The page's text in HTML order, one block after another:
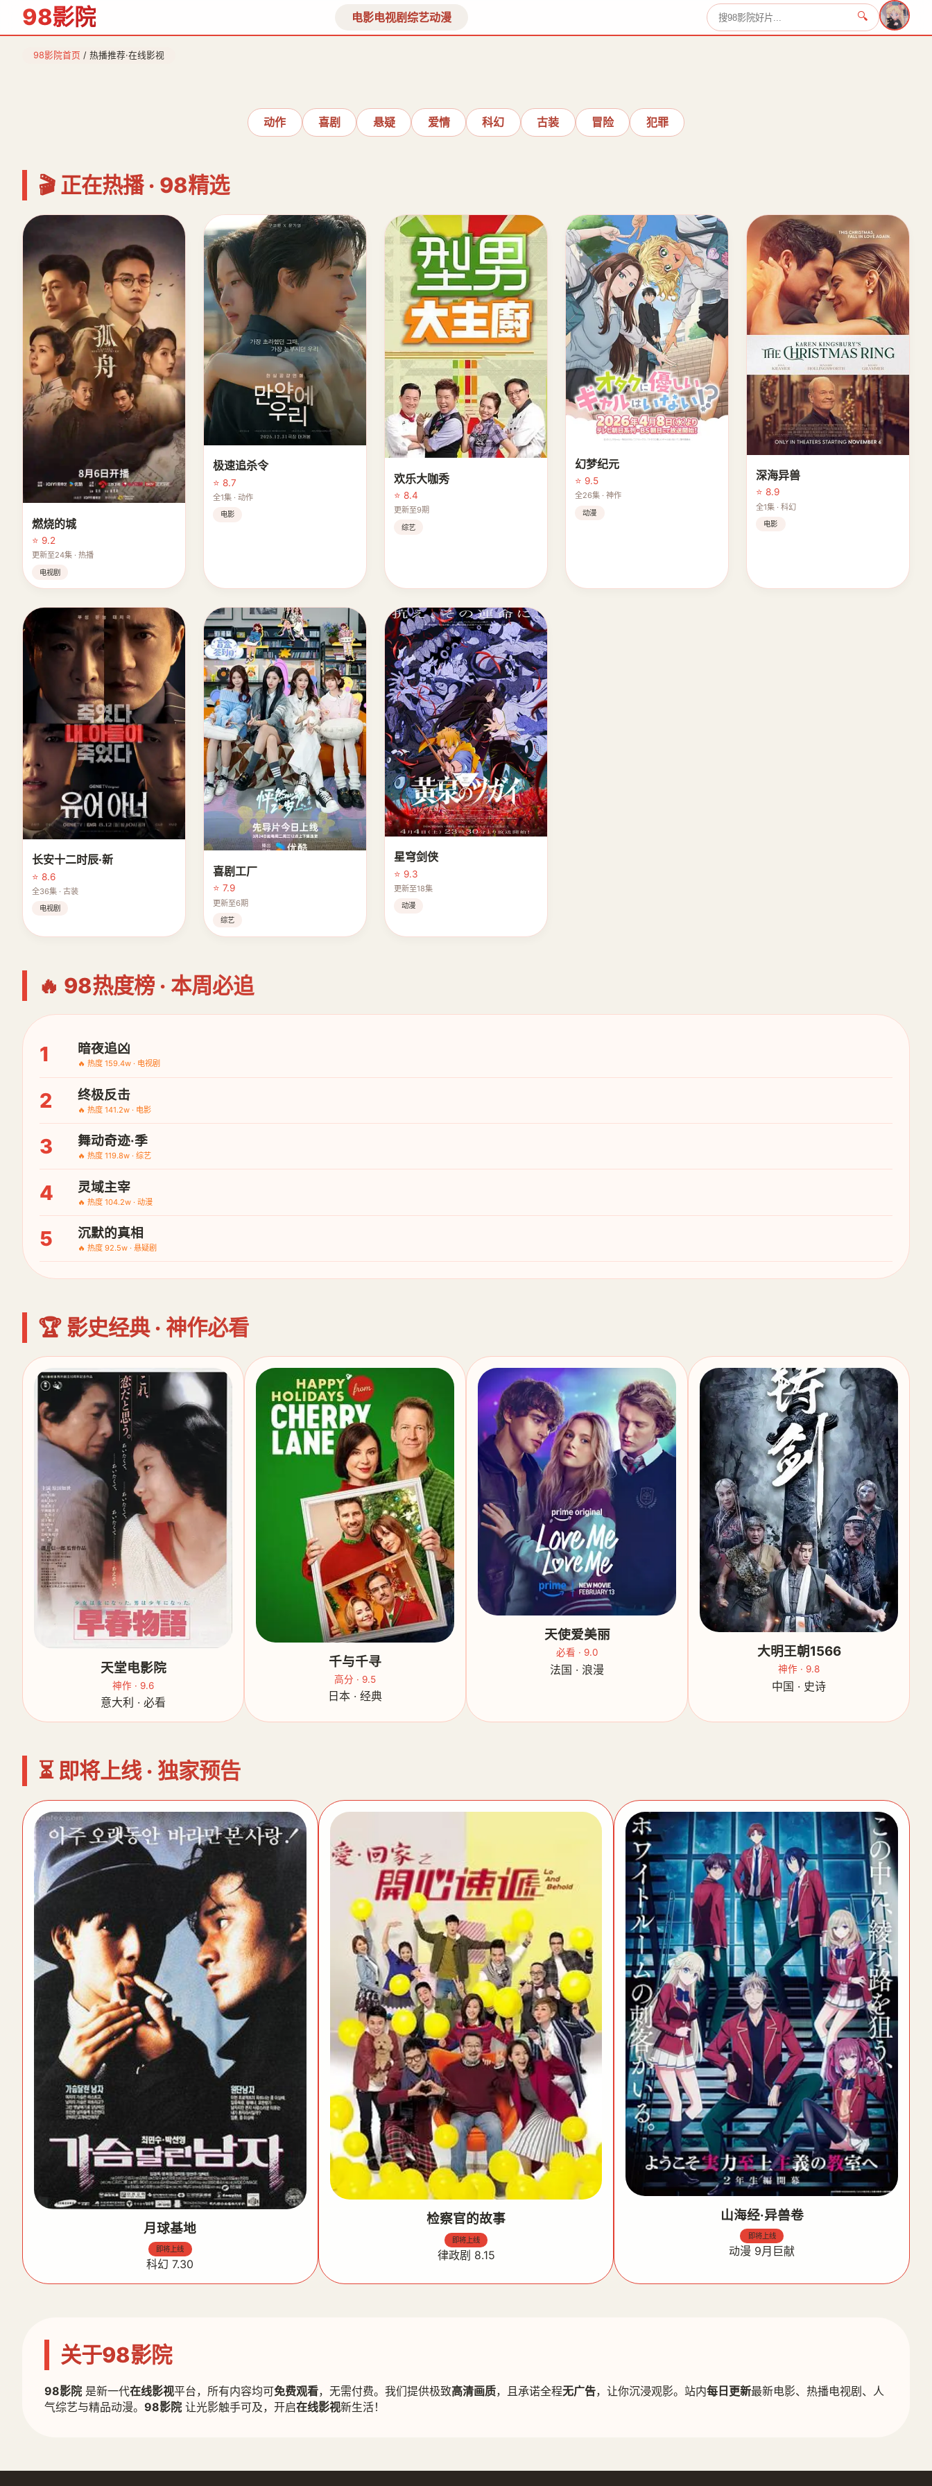
98影院 电影电视剧综艺动漫 🔍
98影院首页 / 热播推荐·在线影视
动作 喜剧 悬疑 爱情 科幻 古装 冒险 犯罪
🎬 正在热播 · 98精选
燃烧的城
⭐ 9.2
更新至24集 · 热播
电视剧
极速追杀令
⭐ 8.7
全1集 · 动作
电影
欢乐大咖秀
⭐ 8.4
更新至9期
综艺
幻梦纪元
⭐ 9.5
全26集 · 神作
动漫
深海异兽
⭐ 8.9
全1集 · 科幻
电影
长安十二时辰·新
⭐ 8.6
全36集 · 古装
电视剧
喜剧工厂
⭐ 7.9
更新至6期
综艺
星穹剑侠
⭐ 9.3
更新至18集
动漫
🔥 98热度榜 · 本周必追
1 暗夜追凶
🔥 热度 159.4w · 电视剧
2 终极反击
🔥 热度 141.2w · 电影
3 舞动奇迹·季
🔥 热度 119.8w · 综艺
4 灵域主宰
🔥 热度 104.2w · 动漫
5 沉默的真相
🔥 热度 92.5w · 悬疑剧
🏆 影史经典 · 神作必看
天堂电影院
神作 · 9.6
意大利 · 必看
千与千寻
高分 · 9.5
日本 · 经典
天使爱美丽
必看 · 9.0
法国 · 浪漫
大明王朝1566
神作 · 9.8
中国 · 史诗
⏳ 即将上线 · 独家预告
月球基地
即将上线
科幻 7.30
检察官的故事
即将上线
律政剧 8.15
山海经·异兽卷
即将上线
动漫 9月巨献
关于98影院
98影院 是新一代在线影视平台，所有内容均可免费观看，无需付费。我们提供极致高清画质，且承诺全程无广告，让你沉浸观影。站内每日更新最新电影、热播电视剧、人
气综艺与精品动漫。 98影院 让光影触手可及，开启在线影视新生活！